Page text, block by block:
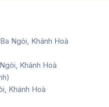
Ngòi, Khánh Hoà
Khánh Hoà
Khánh Hoà